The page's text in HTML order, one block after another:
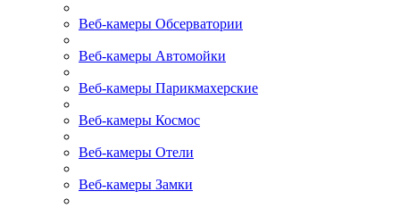
Веб-камеры Обсерватории
Веб-камеры Автомойки
Веб-камеры Парикмахерские
Веб-камеры Космос
Веб-камеры Отели
Веб-камеры Замки